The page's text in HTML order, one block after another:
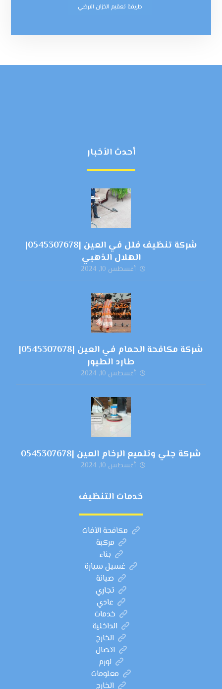
طريقة تعقيم الخزان الارضي
أحدث الأخبار
شركة تنظيف فلل في العين |0545307678|
الهلال الذهبي
أغسطس 10, 2024
شركة مكافحة الحمام في العين |0545307678|
طارد الطيور
أغسطس 10, 2024
شركة جلي وتلميع الرخام العين |0545307678
أغسطس 10, 2024
خدمات التنظيف
مكافحة الآفات
مركبة
بناء
غسيل سيارة
صيانة
تجاري
عادي
خدمات
الداخلية
الخارج
اتصال
لورم
معلومات
الخارج